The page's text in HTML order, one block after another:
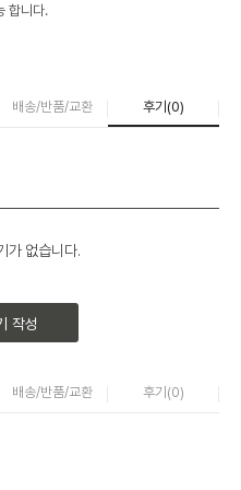
합니다.
배송/반품/교환 후기(0)
가 없습니다.
작성
배송/반품/교환 후기(0)